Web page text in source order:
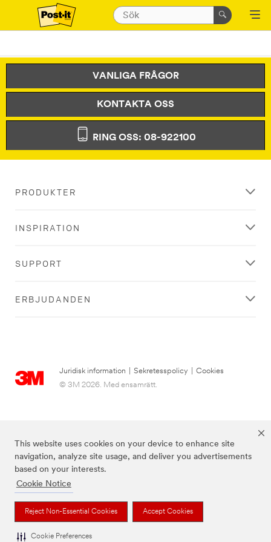
This website uses cookies on your device to enhance site
navigation, analyze site usage, and deliver you advertisements
based on your interests.
Cookie Notice
Reject Non-Essential Cookies Accept Cookies
Cookie Preferences
VANLIGA FRÅGOR
KONTAKTA OSS
RING OSS: 08-922100
PRODUKTER
INSPIRATION
SUPPORT
ERBJUDANDEN
Juridisk information Sekretesspolicy
Cookies
© 3M 2026. Med ensamrätt.
3M, Post-it® och färgen Canary Yellow™ är varumärken som tillhör 3M.